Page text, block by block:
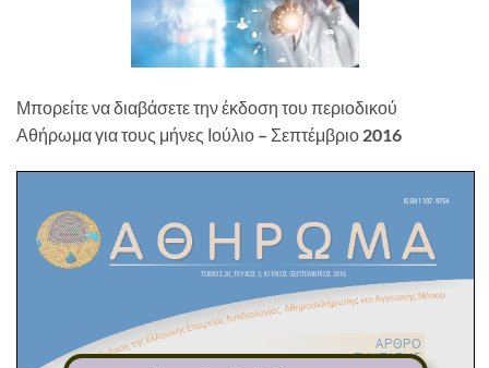
Μπορείτε να διαβάσετε την έκδοση του περιοδικού
Αθήρωμα για τους μήνες Ιούλιο – Σεπτέμβριο 2016